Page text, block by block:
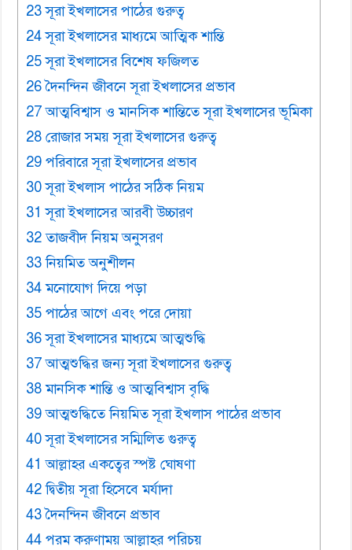
23 সূরা ইখলাসের পাঠের গুরুত্ব
24 সূরা ইখলাসের মাধ্যমে আত্মিক শান্তি
25 সূরা ইখলাসের বিশেষ ফজিলত
26 দৈনন্দিন জীবনে সূরা ইখলাসের প্রভাব
27 আত্মবিশ্বাস ও মানসিক শান্তিতে সূরা ইখলাসের ভূমিকা
28 রোজার সময় সূরা ইখলাসের গুরুত্ব
29 পরিবারে সূরা ইখলাসের প্রভাব
30 সূরা ইখলাস পাঠের সঠিক নিয়ম
31 সূরা ইখলাসের আরবী উচ্চারণ
32 তাজবীদ নিয়ম অনুসরণ
33 নিয়মিত অনুশীলন
34 মনোযোগ দিয়ে পড়া
35 পাঠের আগে এবং পরে দোয়া
36 সূরা ইখলাসের মাধ্যমে আত্মশুদ্ধি
37 আত্মশুদ্ধির জন্য সূরা ইখলাসের গুরুত্ব
38 মানসিক শান্তি ও আত্মবিশ্বাস বৃদ্ধি
39 আত্মশুদ্ধিতে নিয়মিত সূরা ইখলাস পাঠের প্রভাব
40 সূরা ইখলাসের সম্মিলিত গুরুত্ব
41 আল্লাহর একত্বের স্পষ্ট ঘোষণা
42 দ্বিতীয় সূরা হিসেবে মর্যাদা
43 দৈনন্দিন জীবনে প্রভাব
44 পরম করুণাময় আল্লাহর পরিচয়